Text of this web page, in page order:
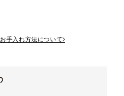
お手入れ方法について